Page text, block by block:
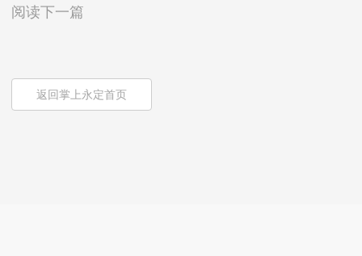
阅读下一篇
返回掌上永定首页